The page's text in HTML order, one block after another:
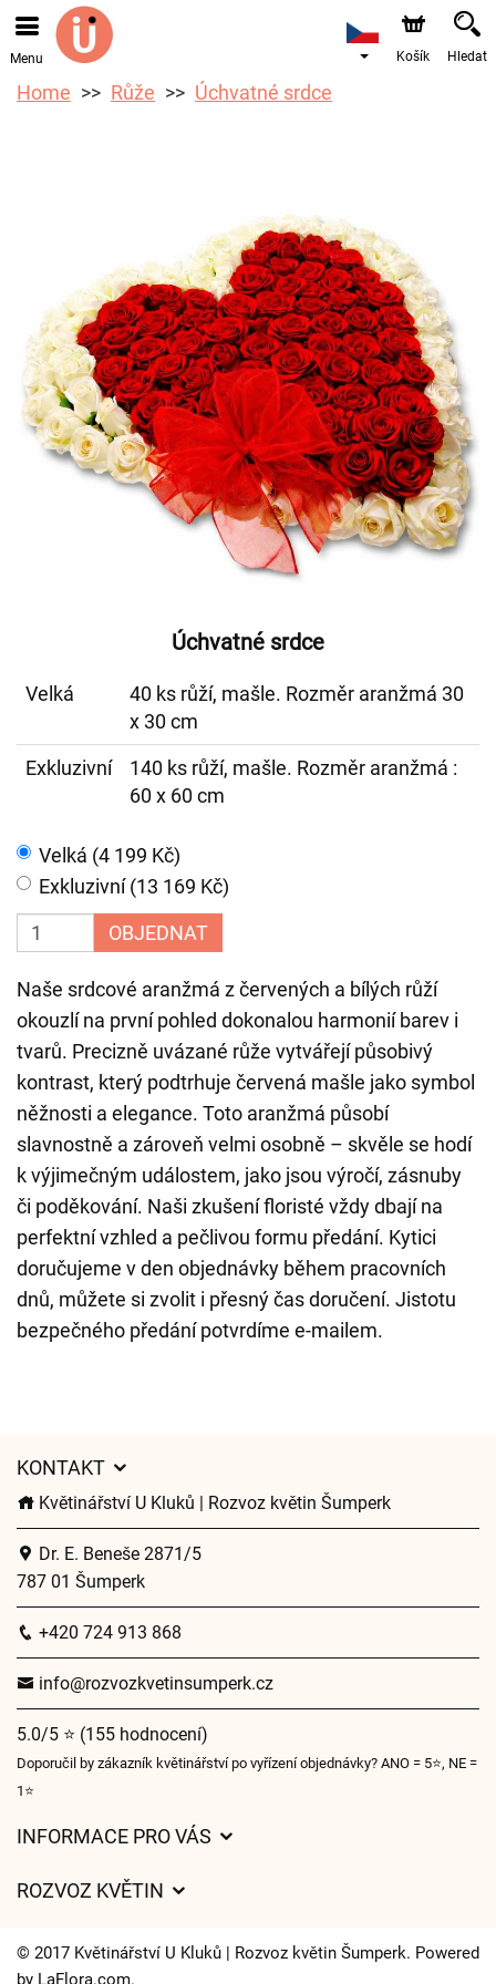
Objednávky přes e-shop přijímáme. Nejbližší možné
doručení je od 10.8.2026 z důvodu dovolené.
Menu Košík Hledat
Home Růže Úchvatné srdce
Úchvatné srdce
Velká
40 ks růží, mašle. Rozměr aranžmá 30
x 30 cm
Exkluzivní
140 ks růží, mašle. Rozměr aranžmá :
60 x 60 cm
Velká (4 199 Kč)
Exkluzivní (13 169 Kč)
OBJEDNAT
Naše srdcové aranžmá z červených a bílých růží
okouzlí na první pohled dokonalou harmonií barev i
tvarů. Precizně uvázané růže vytvářejí působivý
kontrast, který podtrhuje červená mašle jako symbol
něžnosti a elegance. Toto aranžmá působí
slavnostně a zároveň velmi osobně – skvěle se hodí
k výjimečným událostem, jako jsou výročí, zásnuby
či poděkování. Naši zkušení floristé vždy dbají na
perfektní vzhled a pečlivou formu předání. Kytici
doručujeme v den objednávky během pracovních
dnů, můžete si zvolit i přesný čas doručení. Jistotu
bezpečného předání potvrdíme e-mailem.
KONTAKT
Květinářství U Kluků | Rozvoz květin Šumperk
Dr. E. Beneše 2871/5
787 01 Šumperk
+420 724 913 868
info@rozvozkvetinsumperk.cz
5.0/5 ⭐ (155 hodnocení)
Doporučil by zákazník květinářství po vyřízení objednávky? ANO = 5⭐, NE =
1⭐
INFORMACE PRO VÁS
Často kladené dotazy
ROZVOZ KVĚTIN
Kam doručujeme květiny
© 2017 Květinářství U Kluků | Rozvoz květin Šumperk. Powered
by LaFlora.com.